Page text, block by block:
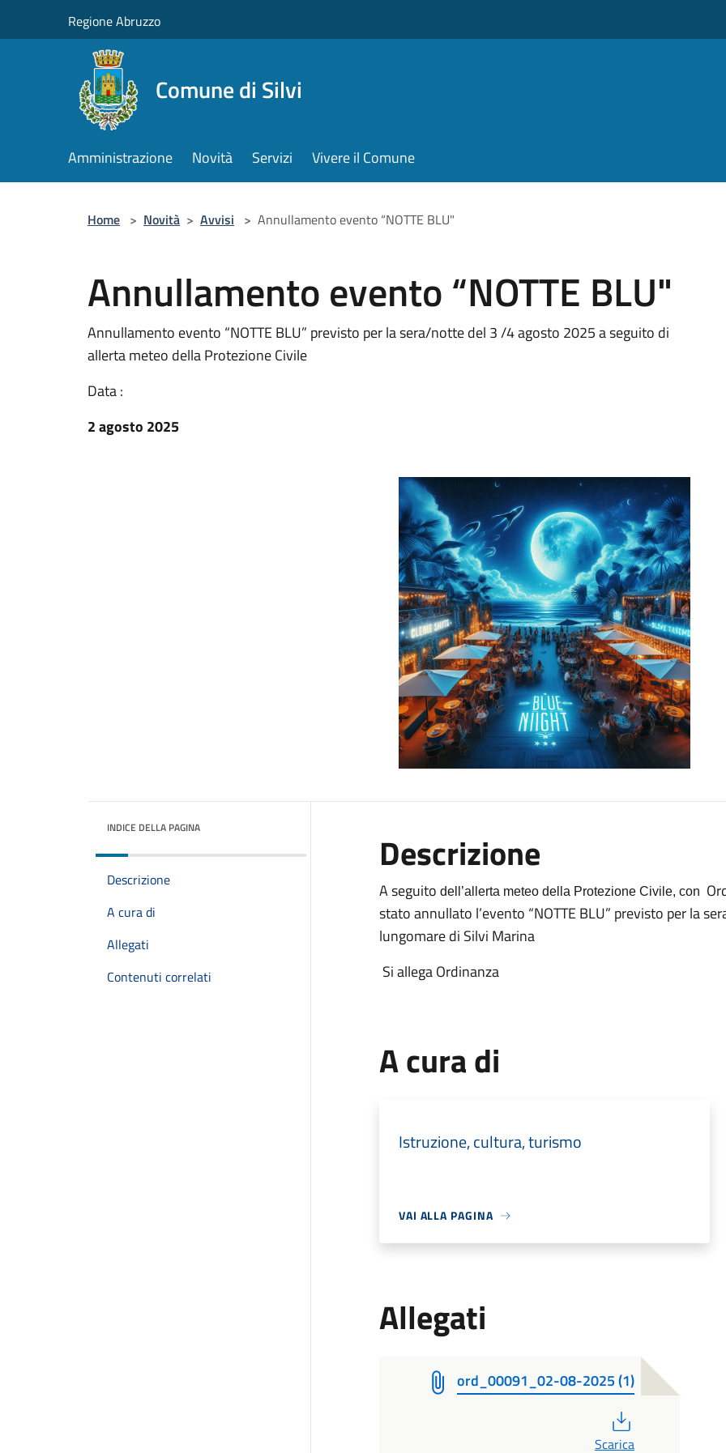
Regione Abruzzo
Comune di Silvi
Amministrazione Novità Servizi Vivere il Comune
Home > Novità > Avvisi > Annullamento evento “NOTTE BLU"
Annullamento evento “NOTTE BLU"
Annullamento evento “NOTTE BLU” previsto per la sera/notte del 3 /4 agosto 2025 a seguito di
allerta meteo della Protezione Civile
Data :
2 agosto 2025
INDICE DELLA PAGINA
Descrizione
A cura di
Allegati
Contenuti correlati
Descrizione
A seguito dell’allerta meteo della Protezione Civile, con
stato annullato l’evento “NOTTE BLU” previsto per la
lungomare di Silvi Marina
Si allega Ordinanza
A cura di
Istruzione, cultura, turismo
VAI ALLA PAGINA
Allegati
ord_00091_02-08-2025 (1)
Scarica